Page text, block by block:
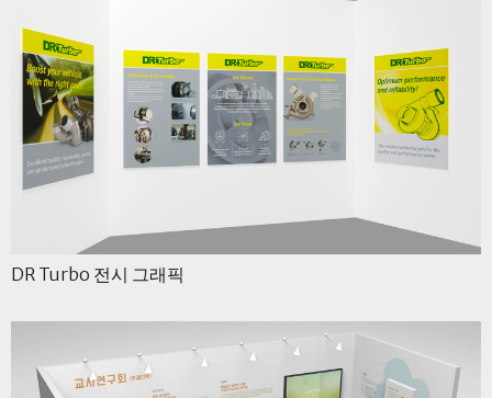
DR Turbo 전시 그래픽